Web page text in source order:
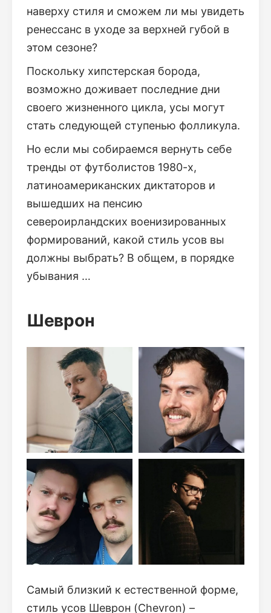
наверху стиля и сможем ли мы увидеть
ренессанс в уходе за верхней губой в
этом сезоне?
Поскольку хипстерская борода,
возможно доживает последние дни
своего жизненного цикла, усы могут
стать следующей ступенью фолликула.
Но если мы собираемся вернуть себе
тренды от футболистов 1980-х,
латиноамериканских диктаторов и
вышедших на пенсию
североирландских военизированных
формирований, какой стиль усов вы
должны выбрать? В общем, в порядке
убывания …
Шеврон
Самый близкий к естественной форме,
стиль усов Шеврон (Chevron) –